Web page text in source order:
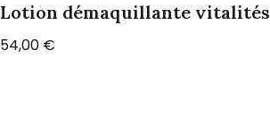
Lotion démaquillante vitalités
54,00 €